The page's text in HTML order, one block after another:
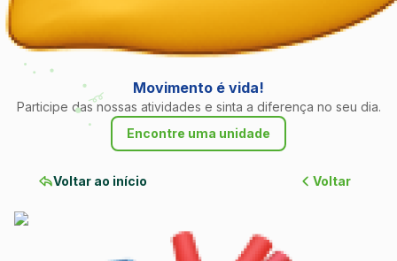
Movimento é vida!
Participe das nossas atividades e sinta a diferença no seu dia.
Encontre uma unidade
Voltar ao início Voltar